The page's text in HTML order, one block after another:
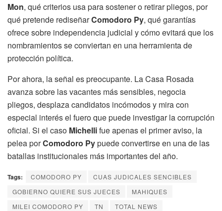
Mon, qué criterios usa para sostener o retirar pliegos, por
qué pretende rediseñarComodoro Py, qué garantías
ofrece sobre independencia judicial y cómo evitará que los
nombramientos se conviertan en una herramienta de
protección política.
Por ahora, la señal es preocupante. La Casa Rosada
avanza sobre las vacantes más sensibles, negocia
pliegos, desplaza candidatos incómodos y mira con
especial interés el fuero que puede investigar la corrupción
oficial. Si el caso Michellifue apenas el primer aviso, la
pelea porComodoro Pypuede convertirse en una de las
batallas institucionales más importantes del año.
Tags: COMODORO PY
CUAS JUDICALES SENCIBLES
GOBIERNO QUIERE SUS JUECES
MAHIQUES
MILEI COMODORO PY
TN TOTAL NEWS